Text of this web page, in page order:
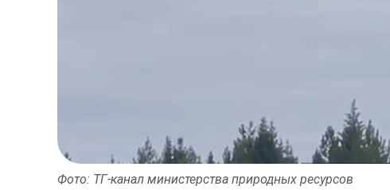
Фото: ТГ-канал министерства природных ресурсов